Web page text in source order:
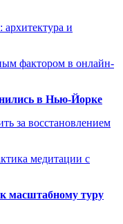
и
фактором в онлайн-
в Нью-Йорке
за восстановлением
медитации с
масштабному туру